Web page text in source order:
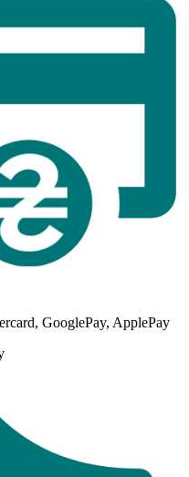
GooglePay, ApplePay